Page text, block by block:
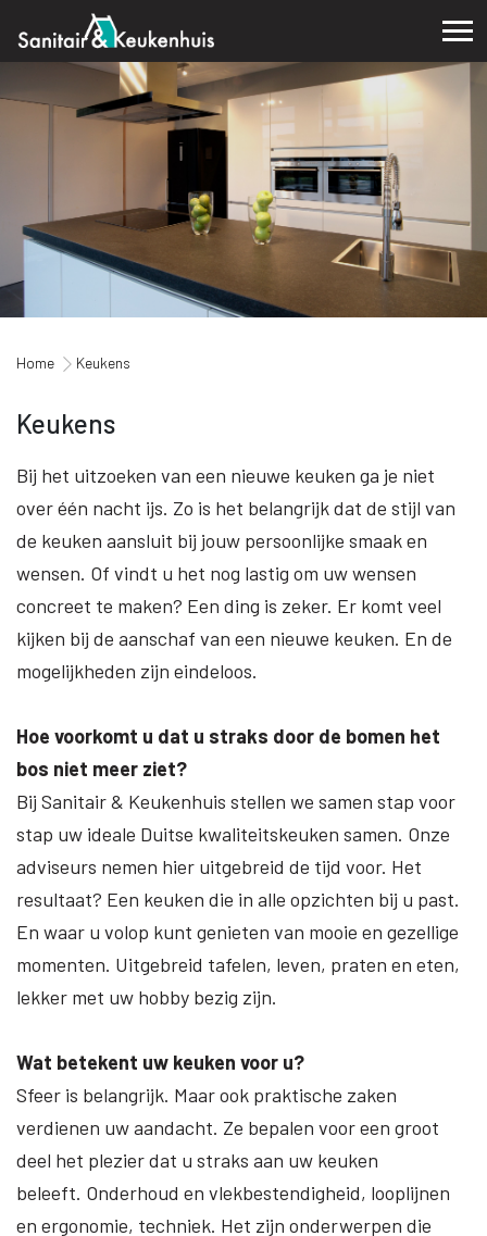
Home Keukens
Keukens
Bij het uitzoeken van een nieuwe keuken ga je niet
over één nacht ijs. Zo is het belangrijk dat de stijl van
de keuken aansluit bij jouw persoonlijke smaak en
wensen. Of vindt u het nog lastig om uw wensen
concreet te maken? Een ding is zeker. Er komt veel
kijken bij de aanschaf van een nieuwe keuken. En de
mogelijkheden zijn eindeloos.
Hoe voorkomt u dat u straks door de bomen het
bos niet meer ziet?
Bij Sanitair & Keukenhuis stellen we samen stap voor
stap uw ideale Duitse kwaliteitskeuken samen. Onze
adviseurs nemen hier uitgebreid de tijd voor. Het
resultaat? Een keuken die in alle opzichten bij u past.
En waar u volop kunt genieten van mooie en gezellige
momenten. Uitgebreid tafelen, leven, praten en eten,
lekker met uw hobby bezig zijn.
Wat betekent uw keuken voor u?
Sfeer is belangrijk. Maar ook praktische zaken
verdienen uw aandacht. Ze bepalen voor een groot
deel het plezier dat u straks aan uw keuken
beleeft. Onderhoud en vlekbestendigheid, looplijnen
en ergonomie, techniek. Het zijn onderwerpen die